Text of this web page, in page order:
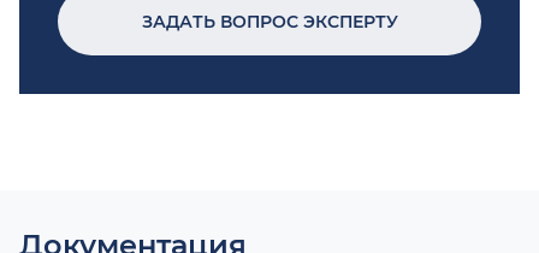
ЗАДАТЬ ВОПРОС ЭКСПЕРТУ
Документация